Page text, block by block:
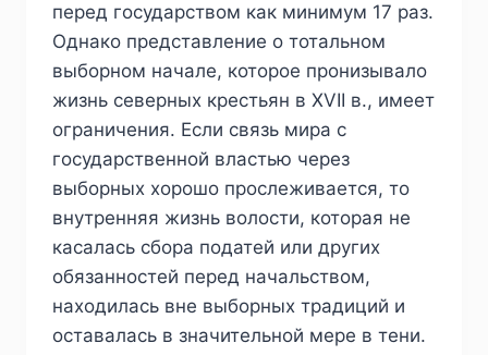
перед государством как минимум 17 раз.
Однако представление о тотальном
выборном начале, которое пронизывало
жизнь северных крестьян в XVII в., имеет
ограничения. Если связь мира с
государственной властью через
выборных хорошо прослеживается, то
внутренняя жизнь волости, которая не
касалась сбора податей или других
обязанностей перед начальством,
находилась вне выборных традиций и
оставалась в значительной мере в тени.